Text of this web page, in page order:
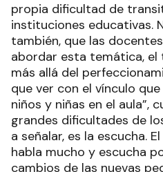
propia dificultad de
instituciones educativas.
también, que las
abordar esta temática,
más allá del
que ver con el vínculo
niños y niñas en el aula”,
grandes dificultades de
a señalar, es la escucha.
habla mucho y escucha
cambios de las nuevas